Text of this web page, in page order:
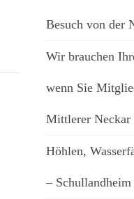
Besuch von der
Wir brauchen
wenn Sie
Mittlerer Neckar
Höhlen,
–